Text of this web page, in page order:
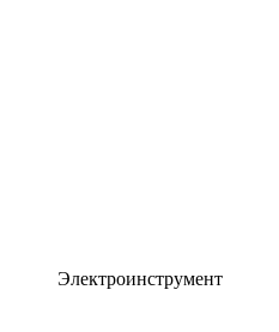
Электроинструмент